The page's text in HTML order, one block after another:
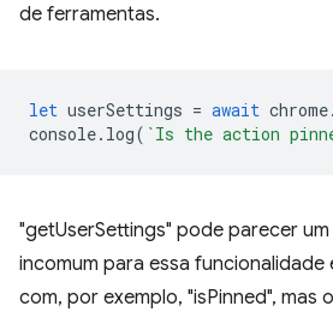
de ferramentas.
let userSettings = await chrome.
console. log( `Is the action
"getUserSettings" pode parecer
incomum para essa funcionalidade
com, por exemplo, "isPinned", mas